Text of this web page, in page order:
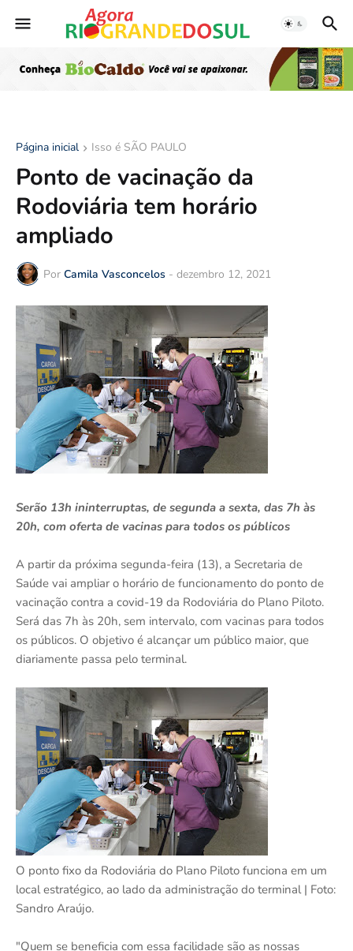
Página inicial Isso é SÃO PAULO
Ponto de vacinação da
Rodoviária tem horário
ampliado
Por Camila Vasconcelos - dezembro 12, 2021
Serão 13h ininterruptas, de segunda a sexta, das 7h às
20h, com oferta de vacinas para todos os públicos
A partir da próxima segunda-feira (13), a Secretaria de
Saúde vai ampliar o horário de funcionamento do ponto de
vacinação contra a covid-19 da Rodoviária do Plano Piloto.
Será das 7h às 20h, sem intervalo, com vacinas para todos
os públicos. O objetivo é alcançar um público maior, que
diariamente passa pelo terminal.
O ponto fixo da Rodoviária do Plano Piloto funciona em um
local estratégico, ao lado da administração do terminal | Foto:
Sandro Araújo.
"Quem se beneficia com essa facilidade são as nossas